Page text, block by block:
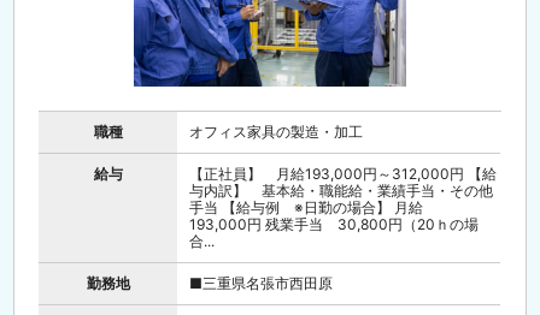
職種 オフィス家具の製造・加工
給与
【正社員】 月給193,000円～312,000円 【給
与内訳】 基本給・職能給・業績手当・その他
手当 【給与例 ※日勤の場合】 月給
193,000円 残業手当 30,800円（20ｈの場
合...
勤務地 ■三重県名張市西田原